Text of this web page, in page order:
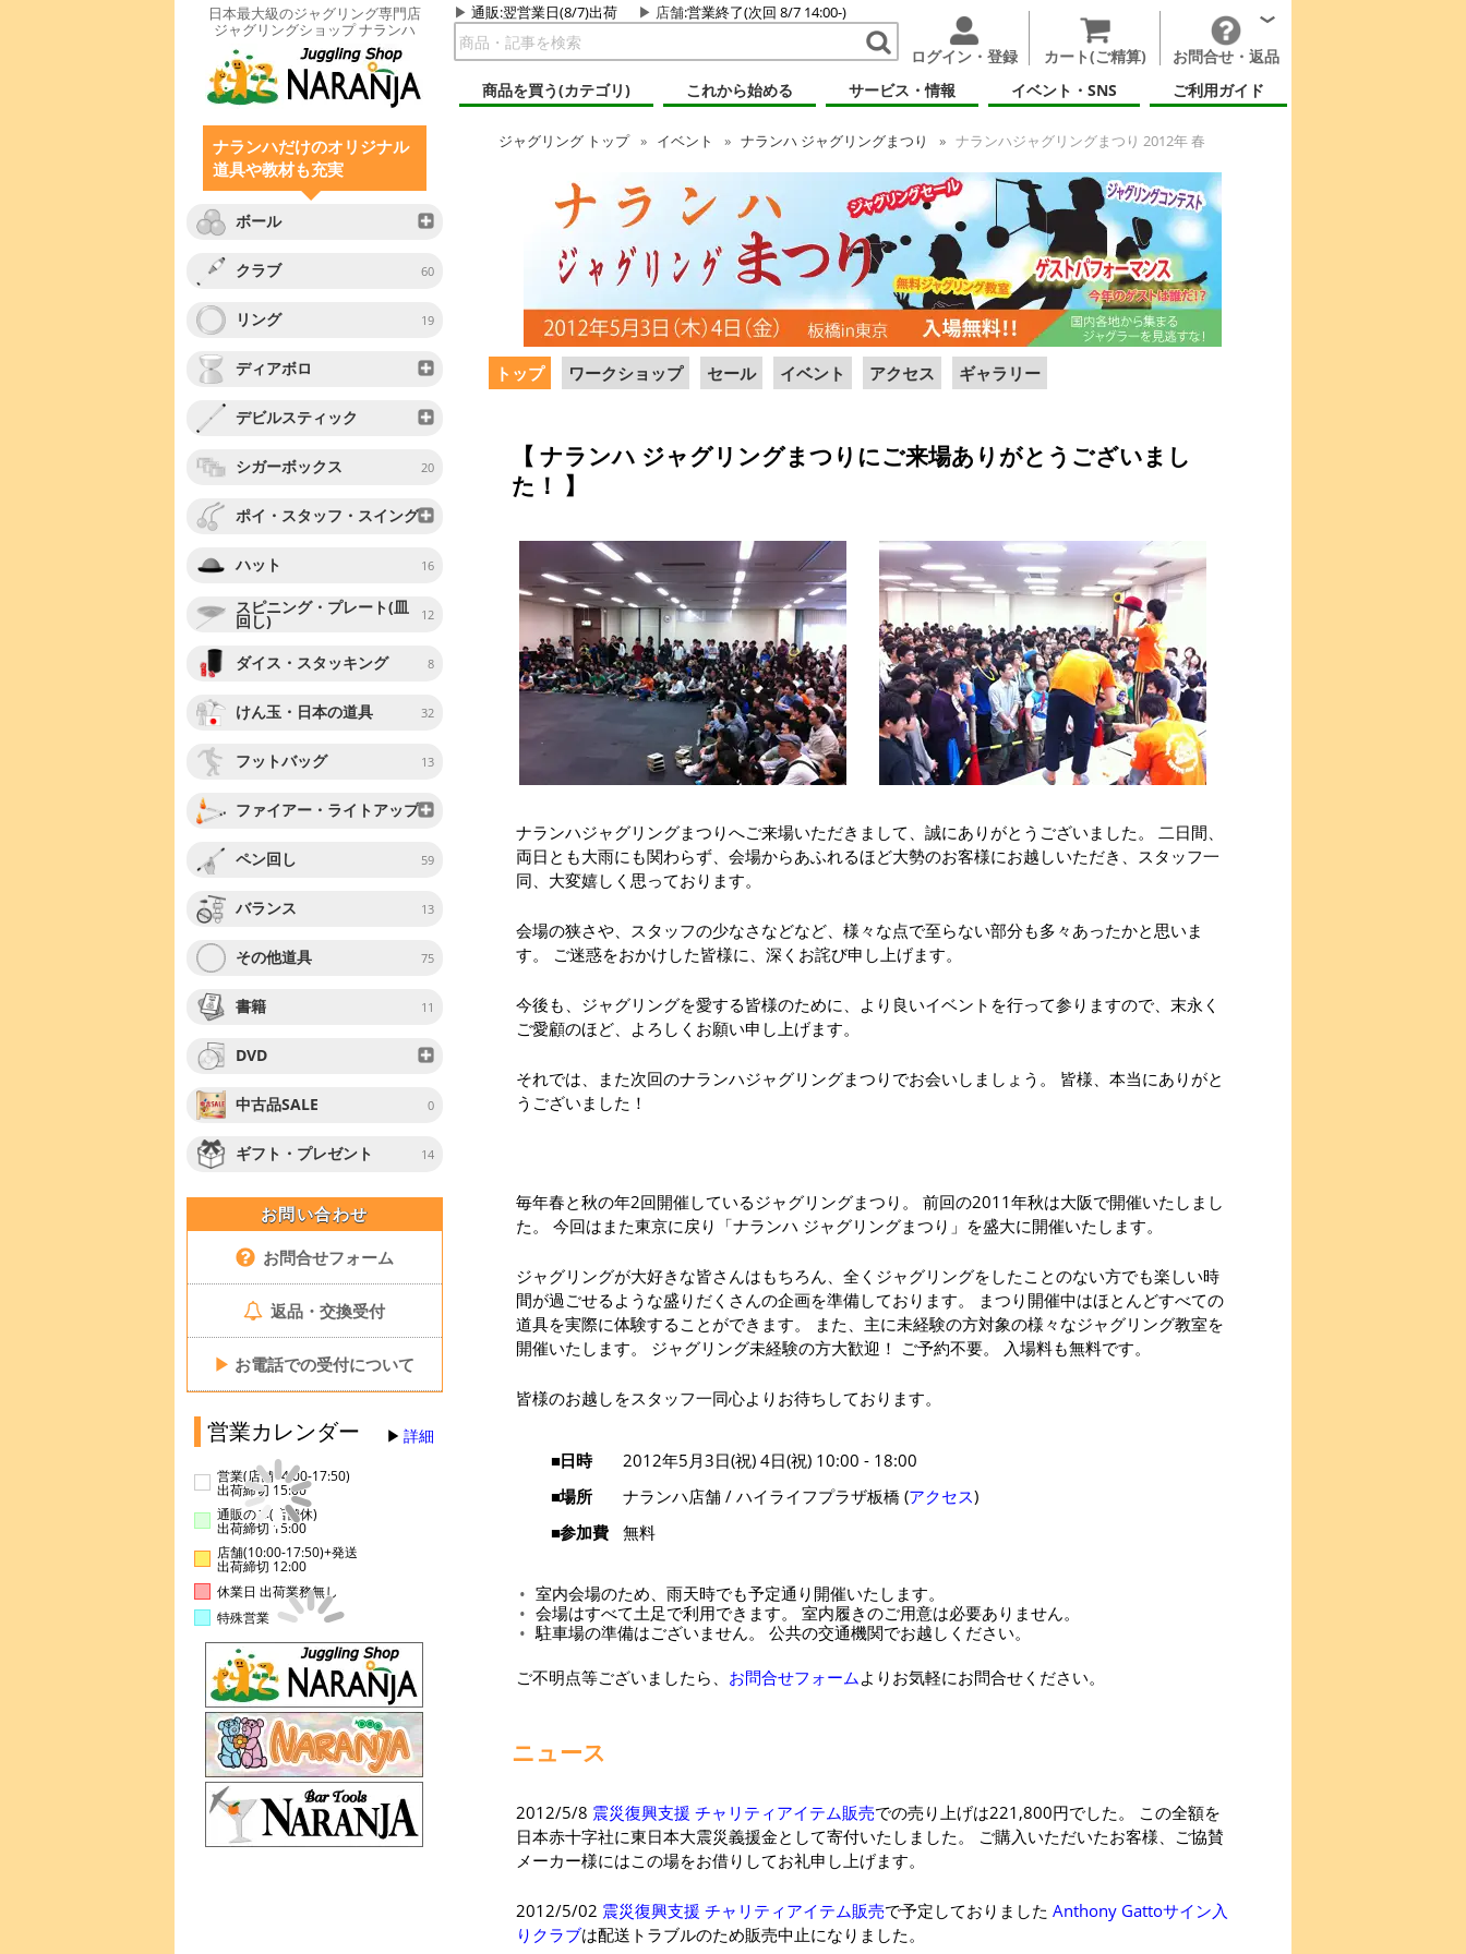
日本最大級のジャグリング専門店
ジャグリングショップ ナランハ
通販:翌営業日(8/7)出荷 店舗:営業終了(次回 8/7 14:00-)
ログイン・登録 カート(ご精算)
お問合せ・返品
商品を買う(カテゴリ)
これから始める サービス・情報 イベント・SNS ご利用ガイド
ナランハだけのオリジナル
道具や教材も充実
ボール
クラブ 60
リング 19
ディアボロ
デビルスティック
シガーボックス 20
ポイ・スタッフ・スイング
ハット 16
スピニング・プレート(皿
回し) 12
ダイス・スタッキング 8
けん玉・日本の道具 32
フットバッグ 13
ファイアー・ライトアップ
ペン回し 59
バランス 13
その他道具 75
書籍 11
DVD
中古品SALE 0
ギフト・プレゼント 14
お問い合わせ
お問合せフォーム
返品・交換受付
▶ お電話での受付について
営業カレンダー 詳細
営業(店舗14:00-17:50)
出荷締切 15:00
通販のみ(店舗休)
出荷締切 15:00
店舗(10:00-17:50)+発送
出荷締切 12:00
休業日 出荷業務無し
特殊営業
ジャグリングトップ イベント ナランハ ジャグリングまつり ナランハジャグリングまつり 2012年 春
トップ ワークショップ セール イベント アクセス ギャラリー
ナランハ ジャグリングまつりにご来場ありがとうございまし
た！
ナランハジャグリングまつりへご来場いただきまして、誠にありがとうございました。 二日間、
両日とも大雨にも関わらず、会場からあふれるほど大勢のお客様にお越しいただき、スタッフ一
同、大変嬉しく思っております。
会場の狭さや、スタッフの少なさなどなど、様々な点で至らない部分も多々あったかと思いま
す。 ご迷惑をおかけした皆様に、深くお詫び申し上げます。
今後も、ジャグリングを愛する皆様のために、より良いイベントを行って参りますので、末永く
ご愛顧のほど、よろしくお願い申し上げます。
それでは、また次回のナランハジャグリングまつりでお会いしましょう。 皆様、本当にありがと
うございました！
毎年春と秋の年2回開催しているジャグリングまつり。 前回の2011年秋は大阪で開催いたしまし
た。 今回はまた東京に戻り「ナランハ ジャグリングまつり」を盛大に開催いたします。
ジャグリングが大好きな皆さんはもちろん、全くジャグリングをしたことのない方でも楽しい時
間が過ごせるような盛りだくさんの企画を準備しております。 まつり開催中はほとんどすべての
道具を実際に体験することができます。 また、主に未経験の方対象の様々なジャグリング教室を
開催いたします。 ジャグリング未経験の方大歓迎！ ご予約不要。 入場料も無料です。
皆様のお越しをスタッフ一同心よりお待ちしております。
日時
2012年5月3日(祝) 4日(祝) 10:00 - 18:00
場所
ナランハ店舗 / ハイライフプラザ板橋 (アクセス)
参加費
無料
室内会場のため、雨天時でも予定通り開催いたします。
会場はすべて土足で利用できます。 室内履きのご用意は必要ありません。
駐車場の準備はございません。 公共の交通機関でお越しください。
ご不明点等ございましたら、 お問合せフォームよりお気軽にお問合せください。
ニュース
2012/5/8 震災復興支援 チャリティアイテム販売での売り上げは221,800円でした。 この全額を
日本赤十字社に東日本大震災義援金として寄付いたしました。 ご購入いただいたお客様、ご協賛
メーカー様にはこの場をお借りしてお礼申し上げます。
2012/5/02 震災復興支援 チャリティアイテム販売で予定しておりました Anthony Gattoサイン入
りクラブは配送トラブルのため販売中止になりました。